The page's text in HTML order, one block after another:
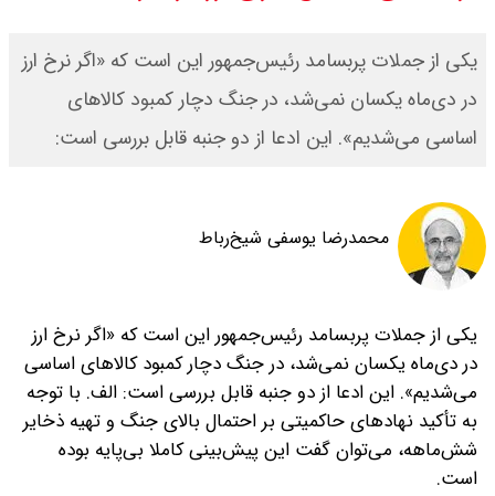
شنبه ۱۷ مرداد ۱۴۰۵ / قیمت دنا چند ؟
+ جدول
آغاز شد / خرید کوییک با پیش
شاخص بورس امروز شنبه ۱۷ مرداد
۱۴۰۵ / شاخص افزایشی شد + تحلیل
یکی از جملات پربسامد رئیس‌جمهور این است که «اگر نرخ ارز
در دی‌ماه یکسان نمی‌شد، در جنگ دچار کمبود کالاهای
اساسی می‌شدیم». این ادعا از دو جنبه قابل بررسی است:
محمدرضا یوسفی شیخ‌رباط
یکی از جملات پربسامد رئیس‌جمهور این است که «اگر نرخ ارز
در دی‌ماه یکسان نمی‌شد، در جنگ دچار کمبود کالاهای اساسی
می‌شدیم». این ادعا از دو جنبه قابل بررسی است: الف. با توجه
به تأکید نهادهای حاکمیتی بر احتمال بالای جنگ و تهیه ذخایر
شش‌ماهه، می‌توان گفت این پیش‌بینی کاملا بی‌پایه بوده
است.